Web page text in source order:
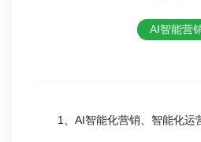
AI智能营
1、AI智能化营销、智能化运